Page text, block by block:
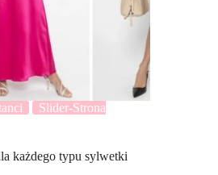
Slider-Strona
każdego typu sylwetki